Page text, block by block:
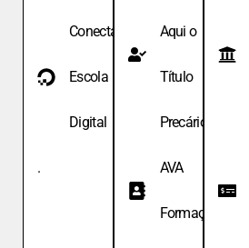
Conecta
Escola
Digital
.
Aqui o
Título
Precário
AVA
Formação